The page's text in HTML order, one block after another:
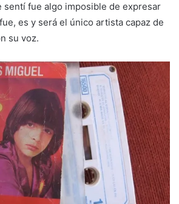
sentí fue algo imposible de expresar
es y será el único artista capaz de
su voz.